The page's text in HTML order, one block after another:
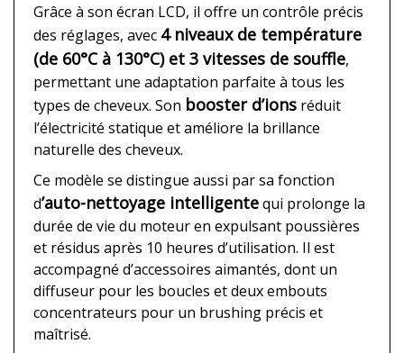
Grâce à son écran LCD, il offre un contrôle précis
des réglages, avec 4 niveaux de température
(de 60°C à 130°C) et 3 vitesses de souffle,
permettant une adaptation parfaite à tous les
types de cheveux. Son booster d’ionsréduit
l’électricité statique et améliore la brillance
naturelle des cheveux.
Ce modèle se distingue aussi par sa fonction
d’auto-nettoyage intelligentequi prolonge la
durée de vie du moteur en expulsant poussières
et résidus après 10 heures d’utilisation. Il est
accompagné d’accessoires aimantés, dont un
diffuseur pour les boucles et deux embouts
concentrateurs pour un brushing précis et
maîtrisé.